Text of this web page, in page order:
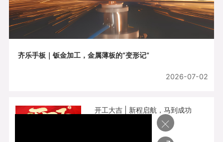
齐乐手板｜钣金加工，金属薄板的“变形记”
2026-07-02
开工大吉 | 新程启航，马到成功
×